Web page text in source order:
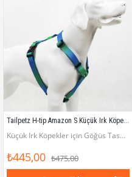
Tailpetz H-tip Amazon S Küçük Irk Köpek Göğüs Tasması (Göğüs 32 cm x 51 cm)
Küçük Irk Köpekler için Göğüs Tasması (Göğüs çevresi 32 - 51 cm)
₺445,00 ₺475,00